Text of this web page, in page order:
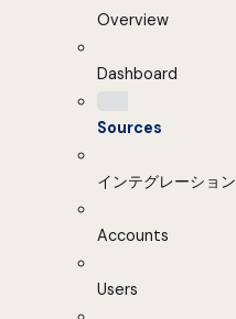
Overview
Dashboard
Sources
インテグレーション
Accounts
Users